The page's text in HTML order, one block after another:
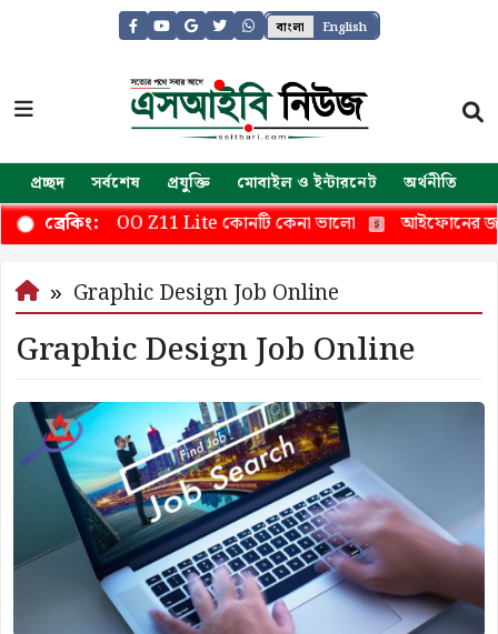
বাংলা English
প্রচ্ছদ সর্বশেষ প্রযুক্তি মোবাইল ও ইন্টারনেট অর্থনীতি
ব্রেকিং:
নাকি iQOO Z11 Lite কোনটি কেনা ভালো আইফোনের জন্য
Graphic Design Job Online
Graphic Design Job Online